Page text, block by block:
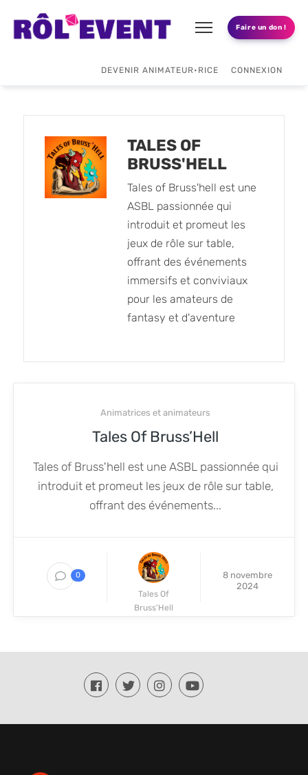
Faire un don !
DEVENIR ANIMATEUR•RICE CONNEXION
TALES OF
BRUSS'HELL
Tales of Bruss'hell est une
ASBL passionnée qui
introduit et promeut les
jeux de rôle sur table,
offrant des événements
immersifs et conviviaux
pour les amateurs de
fantasy et d'aventure
Animatrices et animateurs
Tales Of Bruss’Hell
Tales of Bruss'hell est une ASBL passionnée qui
introduit et promeut les jeux de rôle sur table,
offrant des événements...
0
Tales Of
Bruss'Hell
8 novembre
2024